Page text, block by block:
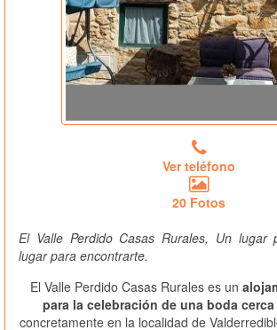
Ver teléfono
20 Fotos
El Valle Perdido Casas Rurales, Un lugar
lugar para encontrarte.
El Valle Perdido Casas Rurales es un
para la celebración de una boda
concretamente en la localidad de